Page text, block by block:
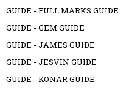
GUIDE - FULL MARKS GUIDE
GUIDE - GEM GUIDE
GUIDE - JAMES GUIDE
GUIDE - JESVIN GUIDE
GUIDE - KONAR GUIDE